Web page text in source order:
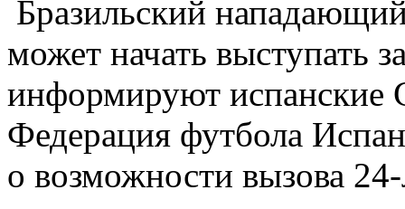
Бразильский
может начать выступать
информируют
Федерация футбола
о возможности вызова